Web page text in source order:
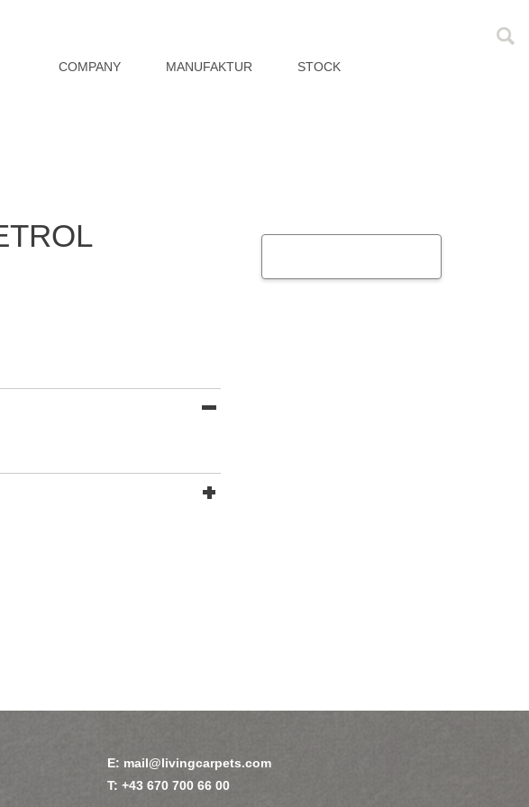
COMPANY MANUFAKTUR STOCK
E: mail@livingcarpets.com
T: +43 670 700 66 00